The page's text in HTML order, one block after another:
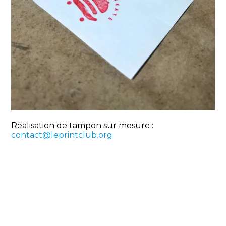
Réalisation de tampon sur mesure :
contact@leprintclub.org